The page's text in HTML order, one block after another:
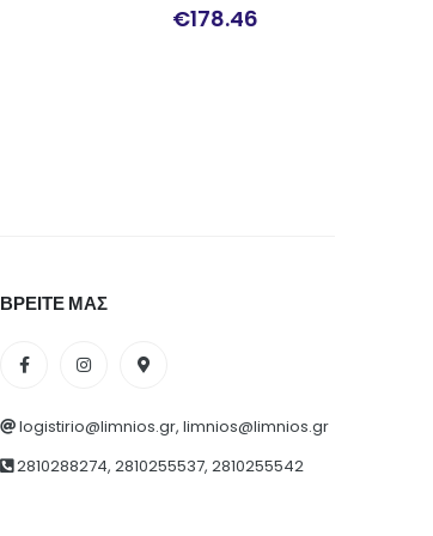
ΒΡΕΙΤΕ ΜΑΣ
logistirio@limnios.gr, limnios@limnios.gr
2810288274, 2810255537, 2810255542